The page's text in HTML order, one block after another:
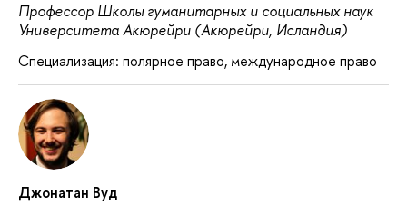
Профессор Школы гуманитарных и социальных наук
Университета Акюрейри (Акюрейри, Исландия)
Специализация: полярное право, международное право
Джонатан Вуд